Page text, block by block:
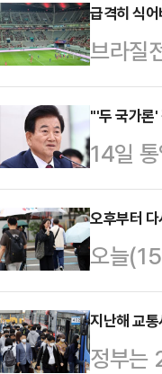
해당 사
에서도
에서 열
을 계기
수색 때
점검에
급격히 식
브라질
월 두
복병’
적은
관중과
레이어
도 해
향을
"'두 국가론
14일
일부 장
맹 중시
장관은
공식 입
공식 입
당 의원
오후부터
오늘
강원 영
오전부
강원
지난해 교
정부는